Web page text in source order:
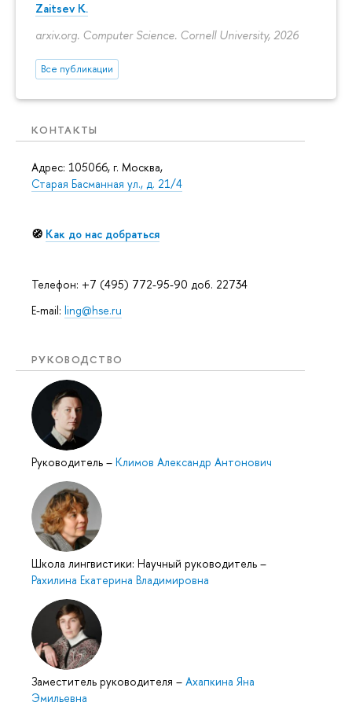
Zaitsev K.
arxiv.org. Computer Science. Cornell University, 2026
Все публикации
КОНТАКТЫ
Адрес: 105066, г. Москва,
Старая Басманная ул., д. 21/4
🧭 Как до нас добраться
Телефон: +7 (495) 772-95-90 доб. 22734
E-mail: ling@hse.ru
РУКОВОДСТВО
Руководитель – Климов Александр Антонович
Школа лингвистики: Научный руководитель –
Рахилина Екатерина Владимировна
Заместитель руководителя – Ахапкина Яна
Эмильевна